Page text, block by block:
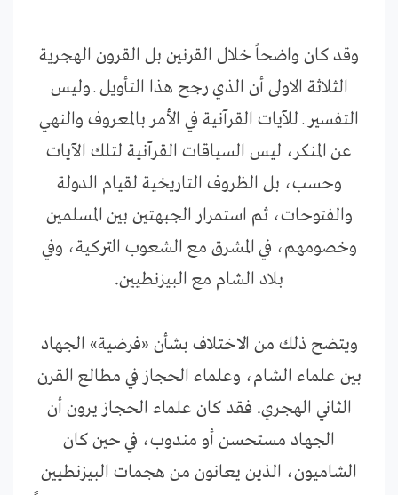
وقد كان واضحاً خلال القرنين بل القرون الهجرية
الثلاثة الاولى أن الذي رجح هذا التأويل ـ وليس
التفسير ـ للآيات القرآنية في الأمر بالمعروف والنهي
عن المنكر، ليس السياقات القرآنية لتلك الآيات
وحسب، بل الظروف التاريخية لقيام الدولة
والفتوحات، ثم استمرار الجبهتين بين المسلمين
وخصومهم، في المشرق مع الشعوب التركية، وفي
بلاد الشام مع البيزنطيين.
ويتضح ذلك من الاختلاف بشأن «فرضية» الجهاد
بين علماء الشام، وعلماء الحجاز في مطالع القرن
الثاني الهجري. فقد كان علماء الحجاز يرون أن
الجهاد مستحسن أو مندوب، في حين كان
الشاميون، الذين يعانون من هجمات البيزنطيين